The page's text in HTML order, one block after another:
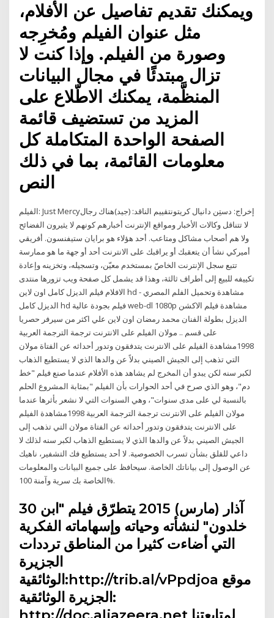
ويمكنك تقديم تفاصيل عن الأفلام،
مثل عنوان الفيلم ومُخرِجه
وصورة من الفيلم. وإذا كنت لا
تزال مبتدئًا في مجال البيانات
المنظَّمة، يمكنك الاطّلاع على
المزيد من تستضيف قائمة
الصفحة الواحدة المتكاملة كل
معلومات القائمة، بما في ذلك
النص
الفيلم: Just Mercyإخراج: دستِن دانيال كريتونتقييم الناقد: (جيد)هناك رجال
لا تتناقل وكالات الأخبار ومواقع الإنترنت أخبارهم كونهم لا يثيرون الفضائح
ولا هم أصحاب مشاكل ومتاعب. أحد هؤلاء هو برايان ستيفنسون. أفريقي
أميركي نشأ أن يتعقبك أو يراقبك على الانترنت أحد أو جهة ما هو ممارسة
تتبع سجل الإنترنت الخاصّ بمستخدم معيّن، وتسجيله، وتخزينه وإعادة
تكييفه للبيع إلى أطراف ثالثة، وهذا قد يشمل كل صفحة ويب تزورها منتدى
الافلام فيلم الديزل كامل اون لاين hd - مشاهدة وتحميل الفلم المصري
الديزل كامل hd فيلم بجودة عالية web-dl 1080p مشاهدة فيلم الاكشن
الديزل بطولة الفنان محمد رمضان اون لاين علي اكثر من سيرفر حصريا
على قسم .. مولان الفيلم على الانترنت ترجمة الترجمة العربية
1998مشاهدة الفيلم على الانترنت يتدفقون وتدور أحداثه عن الفتاة مولان
التي تذهب إلى الجيش الصيني بدلاً عن والدها الذي لا يستطيع الذهاب
لكبر سنه لكن يبدو أن المخرج لم يشاهد هذه الأفلام عندما صنع فيلم "خط
دم"، وهو الذي صرح في أحد الحوارات بأن الفيلم "بمثابة المشروع الحلم
بالنسبة لي على مدى سنوات"، وهي السنوات التي لا نشعر بأثرها عندما
مولان الفيلم على الانترنت ترجمة الترجمة العربية 1998مشاهدة الفيلم
على الانترنت يتدفقون وتدور أحداثه عن الفتاة مولان التي تذهب إلى
الجيش الصيني بدلاً عن والدها الذي لا يستطيع الذهاب لكبر سنه لذلك لا
داعي للقلق بشأن تسرب الخصوصية. لا أحد يستطيع فك التشفير، ناهيك
عن الوصول إلى بياناتك الخاصة. سيحافظ على جميع البيانات والمعلومات
الخاصة بك سرية وآمنة 100%.
30 آذار (مارس) 2015 يتطرّق فيلم "ابن
خلدون" لنشأته وحياته وإسهاماته الفكرية
التي أضاءت كثيرا من المناطق ترددات
الجزيرة
الوثائقية:http://trib.al/vPpdjoa موقع
الجزيرة الوثائقية: